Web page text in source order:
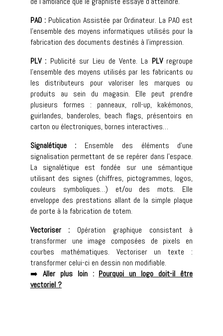
PAO :Publication Assistée par Ordinateur. La PAO est
l’ensemble des moyens informatiques utilisés pour la
fabrication des documents destinés à l’impression.
PLV : Publicité sur Lieu de Vente. La PLVregroupe
l’ensemble des moyens utilisés par les fabricants ou
les distributeurs pour valoriser les marques ou
produits au sein du magasin. Elle peut prendre
plusieurs formes : panneaux, roll-up, kakémonos,
guirlandes, banderoles, beach flags, présentoirs en
carton ou électroniques, bornes interactives…
Signalétique : Ensemble des éléments d’une
signalisation permettant de se repérer dans l’espace.
La signalétique est fondée sur une sémantique
utilisant des signes (chiffres, pictogrammes, logos,
couleurs symboliques…) et/ou des mots. Elle
enveloppe des prestations allant de la simple plaque
de porte à la fabrication de totem.
Vectoriser : Opération graphique consistant à
transformer une image composées de pixels en
courbes mathématiques. Vectoriser un texte :
transformer celui-ci en dessin non modifiable.
➡️ Aller plus loin : Pourquoi un logo doit-il être
vectoriel ?